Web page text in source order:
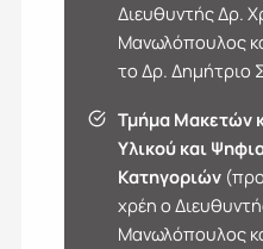
Διευθυντής Δρ.
Μανωλόπουλος
το Δρ. Δημήτριο
Τμήμα Μακετών
Υλικού και
Κατηγοριών
χρέη ο
Μανωλόπουλος